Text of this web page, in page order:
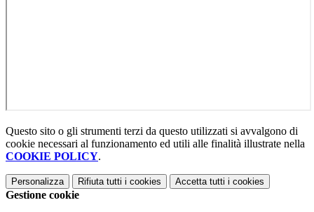
Questo sito o gli strumenti terzi da questo utilizzati si avvalgono di
cookie necessari al funzionamento ed utili alle finalità illustrate nella
COOKIE POLICY.
Personalizza Rifiuta tutti i cookies Accetta tutti i cookies
Gestione cookie